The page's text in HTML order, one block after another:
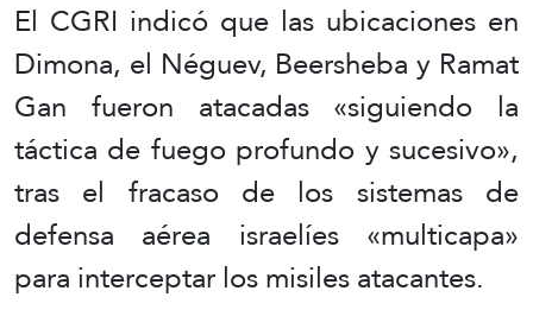
El CGRI indicó que las ubicaciones en
Dimona, el Néguev, Beersheba y Ramat
Gan fueron atacadas «siguiendo la
táctica de fuego profundo y sucesivo»,
tras el fracaso de los sistemas de
defensa aérea israelíes «multicapa»
para interceptar los misiles atacantes.